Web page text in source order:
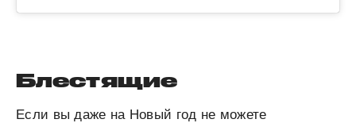
Блестящие
Если вы даже на Новый год не можете